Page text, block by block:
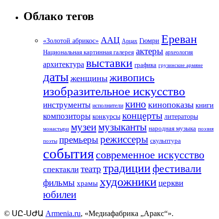
Облако тегов
«Золотой абрикос» ААЦ Арцах Гюмри Ереван
Национальная картинная галерея актеры археология
архитектура выставки графика грузинские армяне
даты женщины живопись
изобразительное искусство
инструменты исполнители кино кинопоказы книги
композиторы конкурсы концерты литераторы
монастыри музеимузыканты народная музыка поэзия
поэты премьерырежиссеры скульптура
событиясовременное искусство
спектакли театр традициифестивали
фильмы храмы художники церкви
юбилеи
© ՍԸ-ՍԺԱ Armenia.ru, «Медиафабрика „Аракс“».